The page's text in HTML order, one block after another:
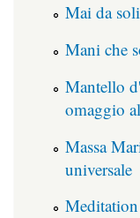
Mai da soli
Mani che
Mantello
omaggio
Massa
universale
Meditation